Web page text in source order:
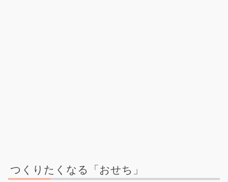
つくりたくなる「おせち」